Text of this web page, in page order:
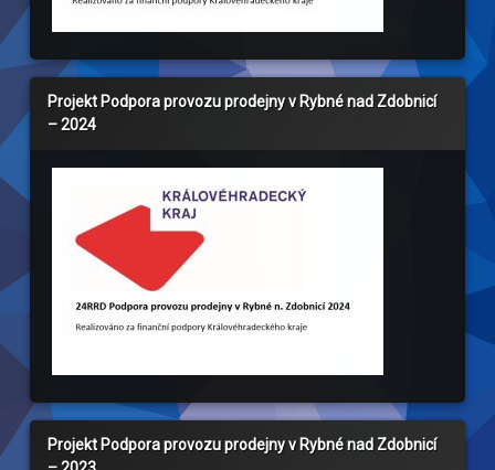
Projekt Podpora provozu prodejny v Rybné nad Zdobnicí
– 2024
Projekt Podpora provozu prodejny v Rybné nad Zdobnicí